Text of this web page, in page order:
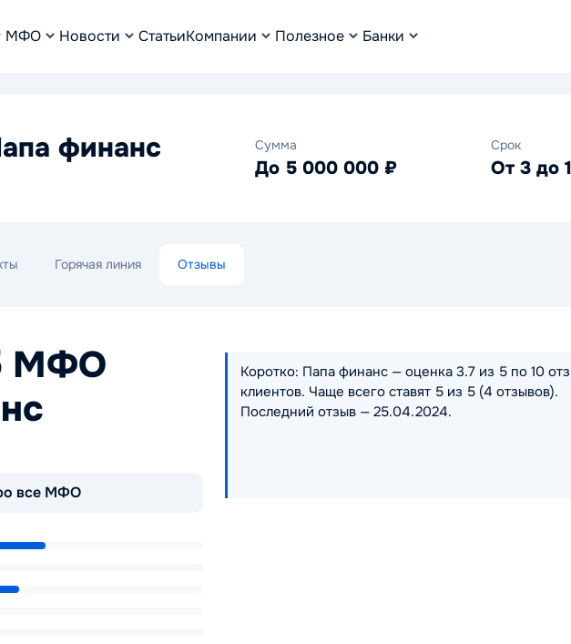
МФО Новости СтатьиКомпании Полезное Банки
финанс Сумма
До 5 000 000 ₽
Срок
От 3 до
Горячая линия Отзывы
МФО
все МФО
Коротко: Папа финанс — оценка 3.7 из 5 по 10
клиентов. Чаще всего ставят 5 из 5 (4 отзывов).
Последний отзыв — 25.04.2024.